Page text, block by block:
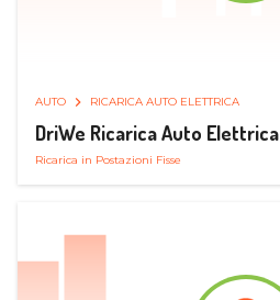
AUTO RICARICA AUTO ELETTRICA
DriWe Ricarica Auto Elettrica
Ricarica in Postazioni Fisse